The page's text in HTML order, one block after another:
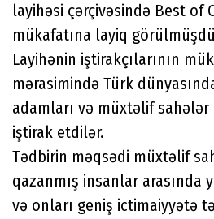
layihəsi çərçivəsində Best of
mükafatına layiq
Layihənin iştirakçılarının
mərasimində Türk
adamları və müxtəlif
iştirak etdilər.
Tədbirin məqsədi müxtəlif
qazanmış insanlar arasında
və onları geniş ictimaiyyətə